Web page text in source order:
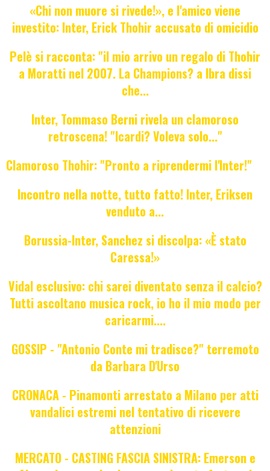
«Chi non muore si rivede!», e l'amico viene
investito: Inter, Erick Thohir accusato di omicidio
Pelè si racconta: "il mio arrivo un regalo di Thohir
a Moratti nel 2007. La Champions? a Ibra dissi
che...
Inter, Tommaso Berni rivela un clamoroso
retroscena! "Icardi? Voleva solo..."
Clamoroso Thohir: "Pronto a riprendermi l'Inter!"
Incontro nella notte, tutto fatto! Inter, Eriksen
venduto a...
Borussia-Inter, Sanchez si discolpa: «È stato
Caressa!»
Vidal esclusivo: chi sarei diventato senza il calcio?
Tutti ascoltano musica rock, io ho il mio modo per
caricarmi....
GOSSIP - "Antonio Conte mi tradisce?" terremoto
da Barbara D'Urso
CRONACA - Pinamonti arrestato a Milano per atti
vandalici estremi nel tentativo di ricevere
attenzioni
MERCATO - CASTING FASCIA SINISTRA: Emerson e